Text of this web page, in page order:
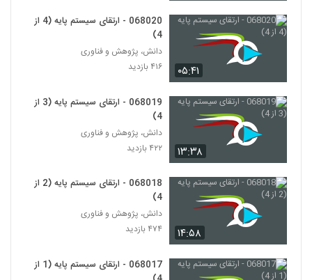
101
028101 - تفکر انتقادی (Critical
Thinking)
Thinking)
Thinking)
۴۷۳ بازدید
104
028104 - تفکر انتقادی (Critical
Thinking)
Thinking)
۴۸۵ بازدید
۰۵:۴۱
068020 - ارتقای سیستم پایه (4 از
4)
دانش، پژوهش و فناوری
۴۱۶ بازدید
۱۳:۳۸
068019 - ارتقای سیستم پایه (3 از
4)
دانش، پژوهش و فناوری
۴۲۲ بازدید
۱۴:۵۸
068018 - ارتقای سیستم پایه (2 از
4)
دانش، پژوهش و فناوری
۴۷۴ بازدید
068017 - ارتقای سیستم پایه (1 از